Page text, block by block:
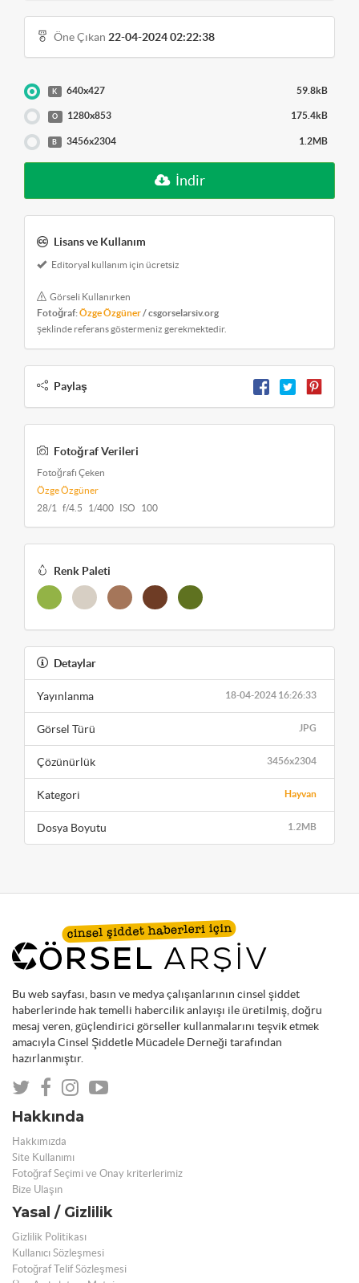
Öne Çıkan 22-04-2024 02:22:38
K 640x427 59.8kB
O 1280x853 175.4kB
B 3456x2304 1.2MB
İndir
Lisans ve Kullanım
Editoryal kullanım için ücretsiz
Görseli Kullanırken
Fotoğraf:Özge Özgüner / csgorselarsiv.org
şeklinde referans göstermeniz gerekmektedir.
Paylaş
Fotoğraf Verileri
Fotoğrafı Çeken
Özge Özgüner
28/1 f/4.5 1/400 ISO 100
Renk Paleti
Detaylar
18-04-2024 16:26:33
Yayınlanma
JPG
Görsel Türü
3456x2304
Çözünürlük
Hayvan
Kategori
1.2MB
Dosya Boyutu
Bu web sayfası, basın ve medya çalışanlarının cinsel şiddet
haberlerinde hak temelli habercilik anlayışı ile üretilmiş, doğru
mesaj veren, güçlendirici görseller kullanmalarını teşvik etmek
amacıyla Cinsel Şiddetle Mücadele Derneği tarafından
hazırlanmıştır.
Hakkında
Hakkımızda
Site Kullanımı
Fotoğraf Seçimi ve Onay kriterlerimiz
Bize Ulaşın
Yasal / Gizlilik
Gizlilik Politikası
Kullanıcı Sözleşmesi
Fotoğraf Telif Sözleşmesi